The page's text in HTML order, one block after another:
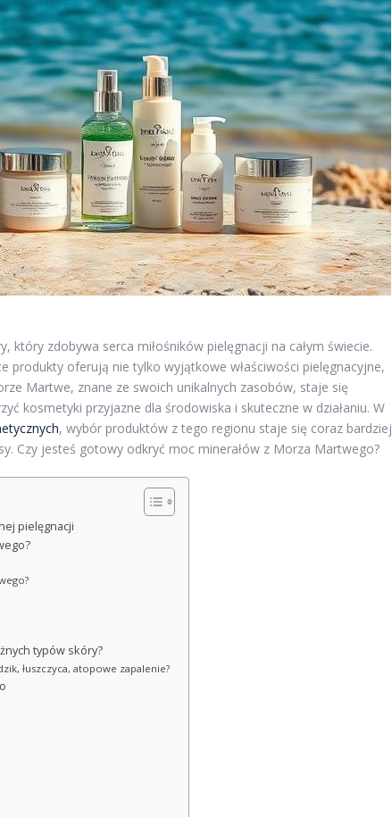
zdobywa serca miłośników pielęgnacji na całym świecie.
produkty oferują nie tylko wyjątkowe właściwości pielęgnacyjne,
Martwe, znane ze swoich unikalnych zasobów, staje się
kosmetyki przyjazne dla środowiska i skuteczne w działaniu. W
, wybór produktów z tego regionu staje się coraz bardziej
Czy jesteś gotowy odkryć moc minerałów z Morza Martwego?
pielęgnacji
typów skóry?
łuszczyca, atopowe zapalenie?